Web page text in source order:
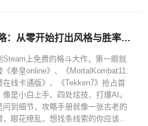
Steam格斗免费大作全攻略：从零开始打出风格与胜率双赢的绝招
Steam上免费的格斗大作，第一眼就
《拳皇online》、《MortalKombat11:
在线卡通版》、《Tekken7》抢占首
像是小白上手、四处炫技、打爆AI。
问到细节，攻略手册就像一张古老的
，眼花缭乱，想找条线索的你应该...